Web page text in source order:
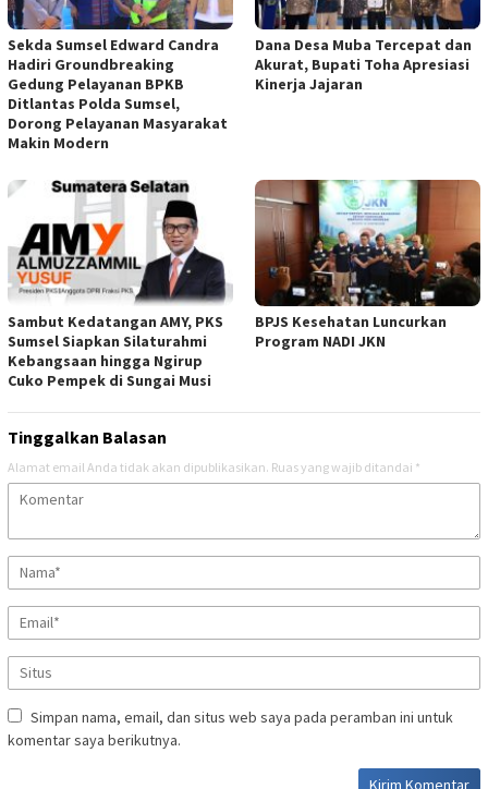
Sekda Sumsel Edward Candra
Hadiri Groundbreaking
Gedung Pelayanan BPKB
Ditlantas Polda Sumsel,
Dorong Pelayanan Masyarakat
Makin Modern
Dana Desa Muba Tercepat dan
Akurat, Bupati Toha Apresiasi
Kinerja Jajaran
Sambut Kedatangan AMY, PKS
Sumsel Siapkan Silaturahmi
Kebangsaan hingga Ngirup
Cuko Pempek di Sungai Musi
BPJS Kesehatan Luncurkan
Program NADI JKN
Tinggalkan Balasan
Alamat email Anda tidak akan dipublikasikan. Ruas yang wajib ditandai *
Simpan nama, email, dan situs web saya pada peramban ini untuk
komentar saya berikutnya.